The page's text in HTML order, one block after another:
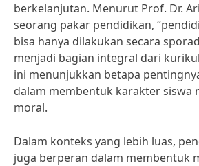
berkelanjutan. Menurut Prof. Dr.
seorang pakar pendidikan,
bisa hanya dilakukan secara
menjadi bagian integral dari
ini menunjukkan betapa
dalam membentuk karakter siswa
moral.
Dalam konteks yang lebih luas,
juga berperan dalam membentuk